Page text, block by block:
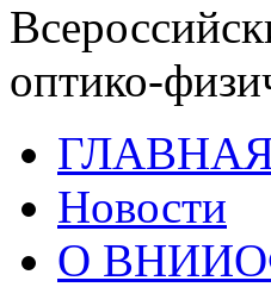
оптико-
Новости
О